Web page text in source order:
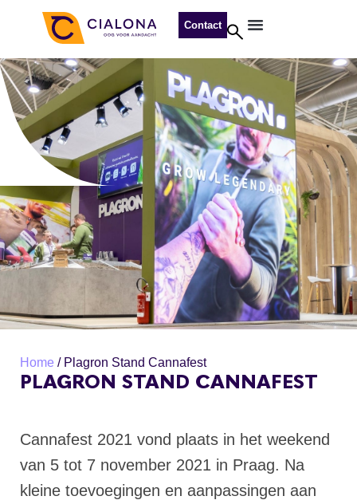
Contact
Home / Plagron Stand Cannafest
PLAGRON STAND CANNAFEST
Cannafest 2021 vond plaats in het weekend
van 5 tot 7 november 2021 in Praag. Na
kleine toevoegingen en aanpassingen aan